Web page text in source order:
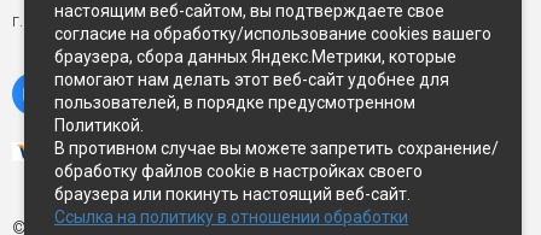
г. Петропавловск-Камчатский,ул Восточное-шоссе, д.5
© Экспострой, 2026 г.
настоящим веб-сайтом, вы подтверждаете свое
согласие на обработку/использование cookies вашего
браузера, сбора данных Яндекс.Метрики, которые
помогают нам делать этот веб-сайт удобнее для
пользователей, в порядке предусмотренном
Политикой.
В противном случае вы можете запретить сохранение/
обработку файлов cookie в настройках своего
браузера или покинуть настоящий веб-сайт.
Ссылка на политику в отношении обработки